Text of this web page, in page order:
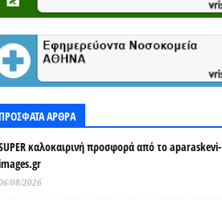
ΑΡΘΡΑ
καλοκαιρινή προσφορά από το aparaskevi-
08/2026